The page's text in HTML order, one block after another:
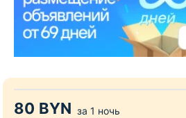
80 BYN за 1 ночь